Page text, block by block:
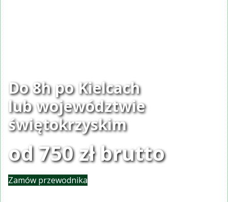
Do 8h po Kielcach
lub województwie
świętokrzyskim
od 750 zł brutto
Zamów przewodnika